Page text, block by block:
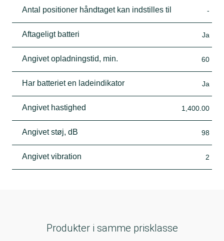
Antal positioner håndtaget kan indstilles til -
Aftageligt batteri Ja
Angivet opladningstid, min. 60
Har batteriet en ladeindikator Ja
Angivet hastighed 1,400.00
Angivet støj, dB 98
Angivet vibration 2
Produkter i samme prisklasse